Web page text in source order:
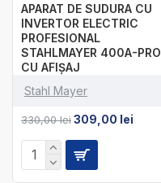
Stahl Mayer
APARAT DE SUDURA CU
INVERTOR ELECTRIC
PROFESIONAL
STAHLMAYER 400A-PRO
CU AFIȘAJ
330,00 lei309,00 lei